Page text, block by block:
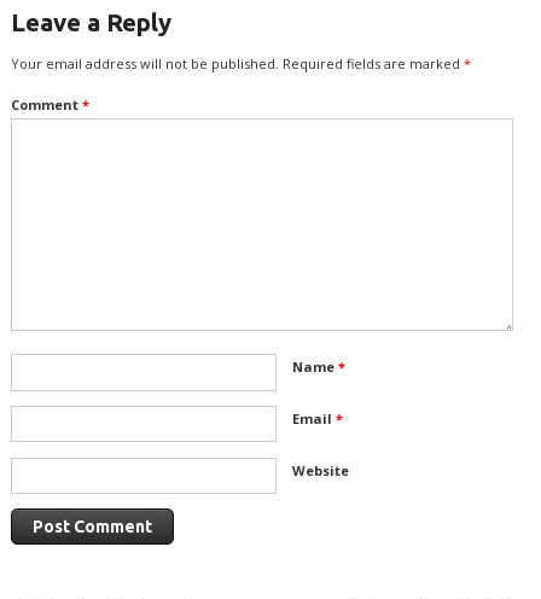
Leave a Reply
Your email address will not be published. Required fields are marked *
Comment *
Name *
Email *
Website